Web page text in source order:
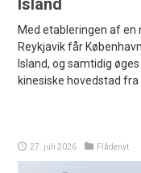
Island
Med etableringen af en
Reykjavik får
Island, og samtidig
kinesiske hovedstad
27. juli 2026 Flådenyt